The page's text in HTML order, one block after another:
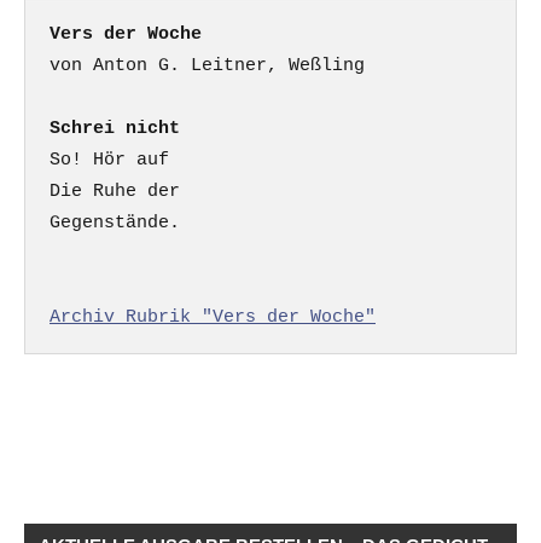
Vers der Woche
Schrei nicht
So! Hör auf
Die Ruhe der
Gegenstände.
Archiv Rubrik "Vers der Woche"